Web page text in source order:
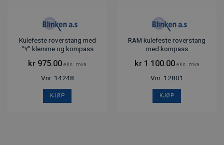
Kulefeste roverstang med
“Y” klemme og kompass
kr 975.00 eks. mva
Vnr. 14248
KJØP
RAM kulefeste roverstang
med kompass
kr1 100.00 eks. mva
Vnr. 12801
KJØP